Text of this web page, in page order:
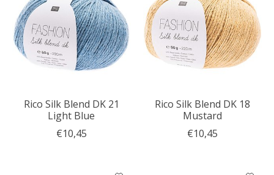
Rico Silk Blend DK 21
Light Blue
€10,45
Rico Silk Blend DK 18
Mustard
€10,45